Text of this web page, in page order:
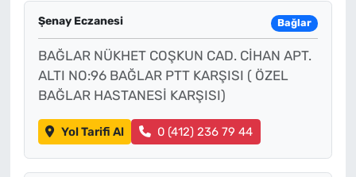
Şenay Eczanesi Bağlar
BAĞLAR NÜKHET COŞKUN CAD. CİHAN APT.
ALTI NO:96 BAĞLAR PTT KARŞISI ( ÖZEL
BAĞLAR HASTANESİ KARŞISI)
Yol Tarifi Al 0 (412) 236 79 44